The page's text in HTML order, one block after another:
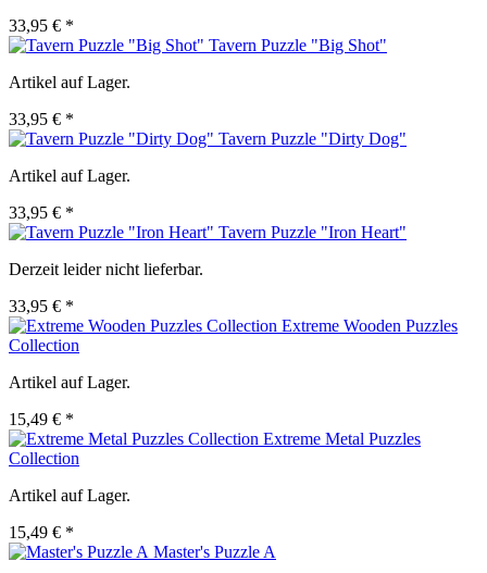
33,95 € *
Tavern Puzzle "Big Shot"
Artikel auf Lager.
33,95 € *
Tavern Puzzle "Dirty Dog"
Artikel auf Lager.
33,95 € *
Tavern Puzzle "Iron Heart"
Derzeit leider nicht lieferbar.
33,95 € *
Extreme Wooden Puzzles
Collection
Artikel auf Lager.
15,49 € *
Extreme Metal Puzzles
Collection
Artikel auf Lager.
15,49 € *
Master's Puzzle A